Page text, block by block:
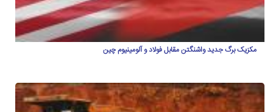
مکزیک برگ جدید واشنگتن مقابل فولاد و آلومینیوم چین